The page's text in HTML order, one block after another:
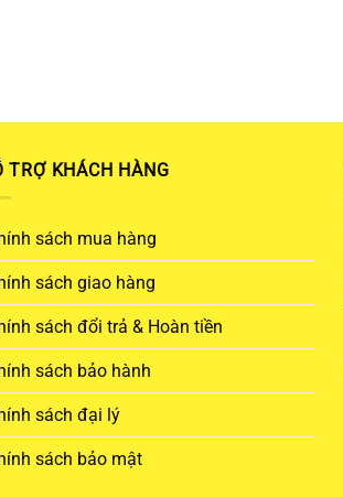
TRỢ KHÁCH HÀNG
sách mua hàng
sách giao hàng
sách đổi trả & Hoàn tiền
sách bảo hành
sách đại lý
sách bảo mật